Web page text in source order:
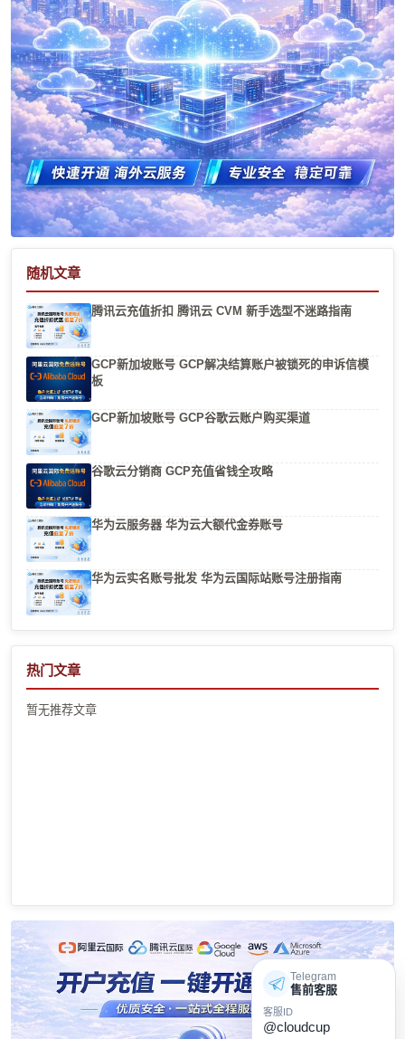
随机文章
腾讯云充值折扣 腾讯云 CVM 新手选型不迷路指南
GCP新加坡账号 GCP解决结算账户被锁死的申诉信模
板
GCP新加坡账号 GCP谷歌云账户购买渠道
谷歌云分销商 GCP充值省钱全攻略
华为云服务器 华为云大额代金券账号
华为云实名账号批发 华为云国际站账号注册指南
热门文章
暂无推荐文章
Telegram
售前客服
客服ID
@cloudcup